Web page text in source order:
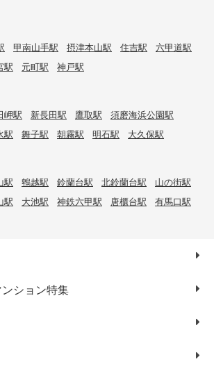
甲南山手駅 摂津本山駅 住吉駅
六甲道駅
駅 元町駅 神戸駅
岬駅 新長田駅 鷹取駅
須磨海浜公園駅
駅 舞子駅 朝霧駅 明石駅 大久保駅
駅 鵯越駅 鈴蘭台駅 北鈴蘭台駅
山の街駅
駅 大池駅 神鉄六甲駅 唐櫃台駅
有馬口駅
ション特集